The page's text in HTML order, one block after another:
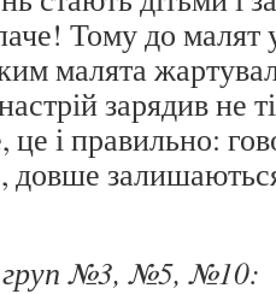
Тому до малят у
малята
зарядив не
і правильно:
довше
груп №3, №5, №10: